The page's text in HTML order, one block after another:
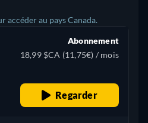
accéder au pays Canada.
Abonnement
18,99 $CA (11,75€) / mois
Regarder